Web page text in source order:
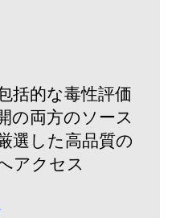
括的な毒性評価
の両方のソース
選した高品質の
アクセス